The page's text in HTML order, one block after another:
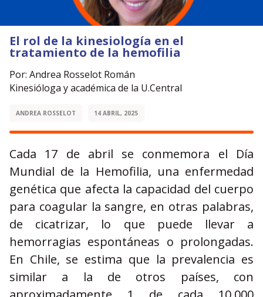
El rol de la kinesiología en el
tratamiento de la hemofilia
Por: Andrea Rosselot Román
Kinesióloga y académica de la U.Central
ANDREA ROSSELOT 14 ABRIL, 2025
Cada 17 de abril se conmemora el Día
Mundial de la Hemofilia, una enfermedad
genética que afecta la capacidad del cuerpo
para coagular la sangre, en otras palabras,
de cicatrizar, lo que puede llevar a
hemorragias espontáneas o prolongadas.
En Chile, se estima que la prevalencia es
similar a la de otros países, con